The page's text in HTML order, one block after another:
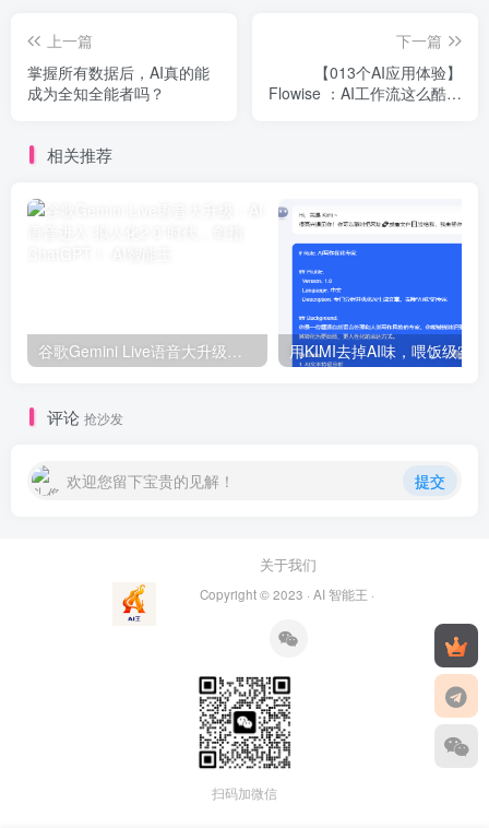
上一篇
掌握所有数据后，AI真的能
成为全知全能者吗？
下一篇
【013个AI应用体验】
Flowise ：AI工作流这么酷，
相关推荐
谷歌Gemini Live语音大升级：AI语音进入“拟人化2.0”时代，剑指ChatGPT！
评论 抢沙发
欢迎您留下宝贵的见解！ 提交
关于我们
Copyright © 2023 · AI 智能王 ·
扫码加微信